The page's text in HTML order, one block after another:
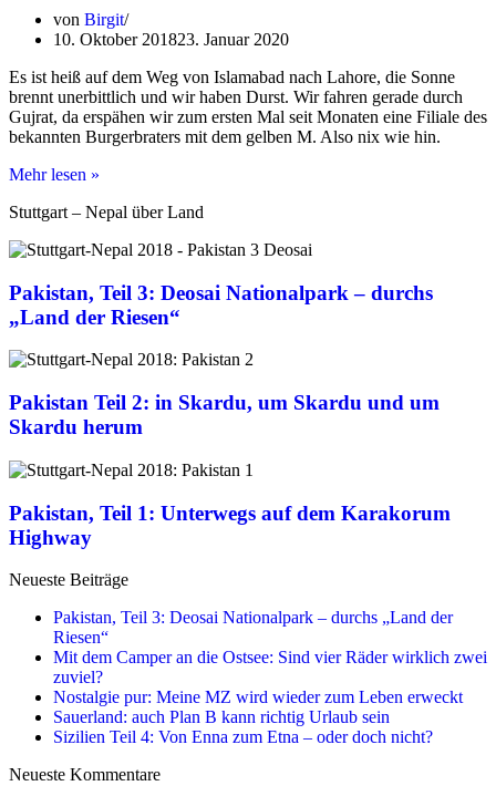
Highway
von Birgit
10. Oktober 201823. Januar 2020
Es ist heiß auf dem Weg von Islamabad nach Lahore, die Sonne
brennt unerbittlich und wir haben Durst. Wir fahren gerade durch
Gujrat, da erspähen wir zum ersten Mal seit Monaten eine Filiale des
bekannten Burgerbraters mit dem gelben M. Also nix wie hin.
Mehr lesen »
Anekdote
Gujrat,
Stuttgart – Nepal über Land
Pakistan, Teil 3: Deosai Nationalpark – durchs
„Land der Riesen“
Pakistan Teil 2: in Skardu, um Skardu und um
Skardu herum
Pakistan, Teil 1: Unterwegs auf dem Karakorum
Highway
Neueste Beiträge
Pakistan, Teil 3: Deosai Nationalpark – durchs „Land der
Riesen“
Mit dem Camper an die Ostsee: Sind vier Räder wirklich zwei
zuviel?
Nostalgie pur: Meine MZ wird wieder zum Leben erweckt
Sauerland: auch Plan B kann richtig Urlaub sein
Sizilien Teil 4: Von Enna zum Etna – oder doch nicht?
Neueste Kommentare